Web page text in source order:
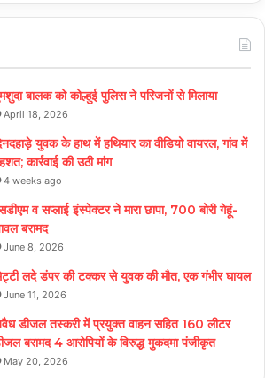
बालक को कोल्हुई पुलिस ने परिजनों से मिलाया
April 18, 2026
युवक के हाथ में हथियार का वीडियो वायरल, गांव में
कार्रवाई की उठी मांग
4 weeks ago
व सप्लाई इंस्पेक्टर ने मारा छापा, 700 बोरी गेहूं-
बरामद
June 8, 2026
लदे डंपर की टक्कर से युवक की मौत, एक गंभीर घायल
June 11, 2026
डीजल तस्करी में प्रयुक्त वाहन सहित 160 लीटर
बरामद 4 आरोपियों के विरुद्ध मुकदमा पंजीकृत
May 20, 2026